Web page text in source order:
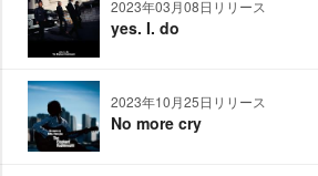
2023年03月08日リリース
yes. I. do
2023年10月25日リリース
No more cry